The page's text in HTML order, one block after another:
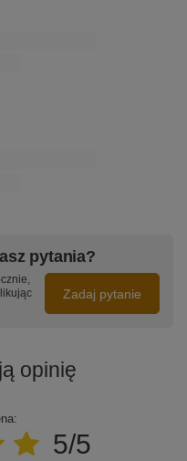
pytania?
Zadaj pytanie
opinię
5/5